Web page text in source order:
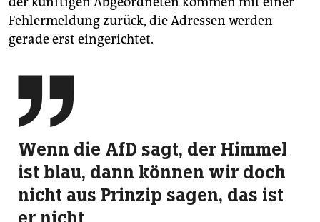
Fehlermeldung zurück, die Adressen werden
gerade erst eingerichtet.

Wenn die AfD sagt, der Himmel
ist blau, dann können wir doch
nicht aus Prinzip sagen, das ist